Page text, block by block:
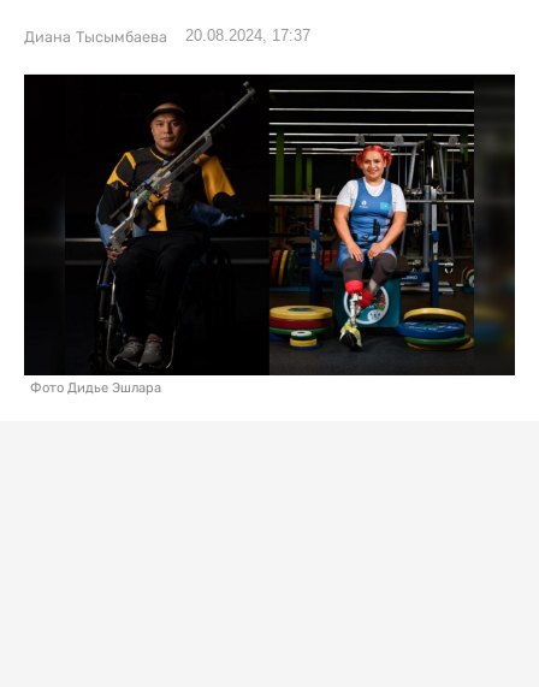
Диана Тысымбаева 20.08.2024, 17:37
Фото Дидье Эшлара